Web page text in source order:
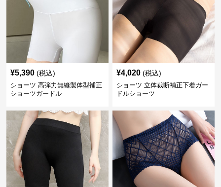
¥5,390 (税込)
ショーツ 高弾力無縫製体型補正
ショーツガードル
¥4,020 (税込)
ショーツ 立体裁断補正下着ガー
ドルショーツ